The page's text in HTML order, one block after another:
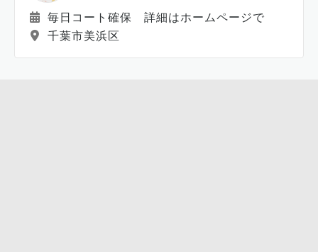
毎日コート確保 詳細はホームページで
千葉市美浜区